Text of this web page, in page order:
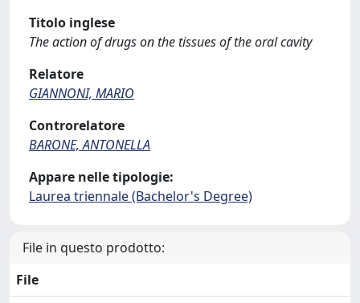
Titolo inglese
The action of drugs on the tissues of the oral cavity
Relatore
GIANNONI, MARIO
Controrelatore
BARONE, ANTONELLA
Appare nelle tipologie:
Laurea triennale (Bachelor's Degree)
File in questo prodotto:
File